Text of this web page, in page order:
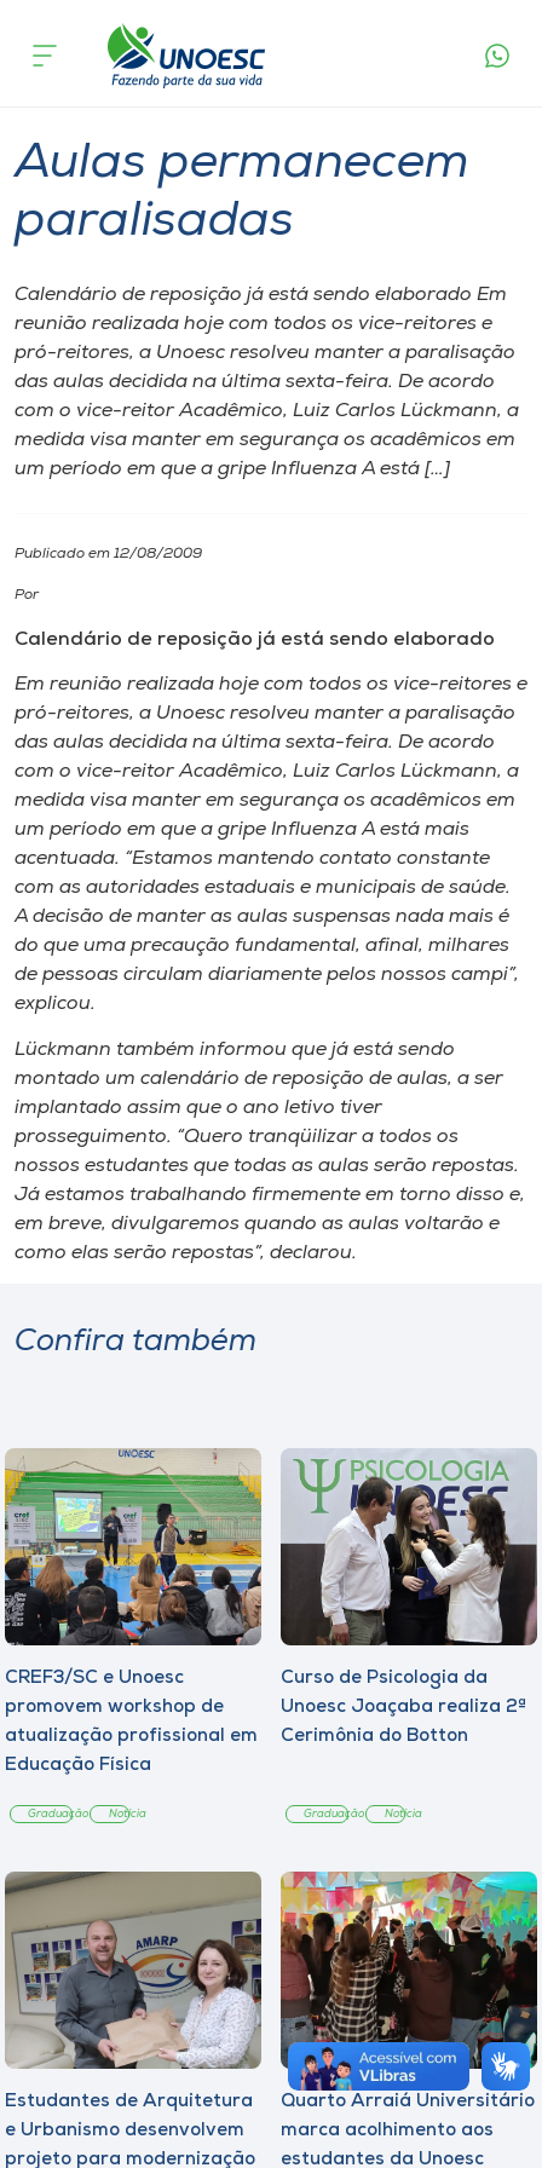
Cursos
Portal de Ensino
A
I.nova
Cultura
CPA
Biblioteca
Editora
Museu
Unoesc
Store
o idioma
A-
Aulas permanecem
paralisadas
Calendário de reposição já está sendo elaborado Em
reunião realizada hoje com todos os vice-reitores e
pró-reitores, a Unoesc resolveu manter a paralisação
das aulas decidida na última sexta-feira. De acordo
com o vice-reitor Acadêmico, Luiz Carlos Lückmann, a
medida visa manter em segurança os acadêmicos em
um período em que a gripe Influenza A está […]
Publicado em 12/08/2009
Por
Calendário de reposição já está sendo elaborado
Em reunião realizada hoje com todos os vice-reitores e
pró-reitores, a Unoesc resolveu manter a paralisação
das aulas decidida na última sexta-feira. De acordo
com o vice-reitor Acadêmico, Luiz Carlos Lückmann, a
medida visa manter em segurança os acadêmicos em
um período em que a gripe Influenza A está mais
acentuada. “Estamos mantendo contato constante
com as autoridades estaduais e municipais de saúde.
A decisão de manter as aulas suspensas nada mais é
do que uma precaução fundamental, afinal, milhares
de pessoas circulam diariamente pelos nossos campi”,
explicou.
Lückmann também informou que já está sendo
montado um calendário de reposição de aulas, a ser
implantado assim que o ano letivo tiver
prosseguimento. “Quero tranqüilizar a todos os
nossos estudantes que todas as aulas serão repostas.
Já estamos trabalhando firmemente em torno disso e,
em breve, divulgaremos quando as aulas voltarão e
como elas serão repostas”, declarou.
Confira também
CREF3/SC e Unoesc
promovem workshop de
atualização profissional em
Educação Física
Graduação Notícia
Curso de Psicologia da
Unoesc Joaçaba realiza 2ª
Cerimônia do Botton
Graduação Notícia
Estudantes de Arquitetura
e Urbanismo desenvolvem
projeto para modernização
Quarto Arraiá Universitário
marca acolhimento aos
estudantes da Unoesc